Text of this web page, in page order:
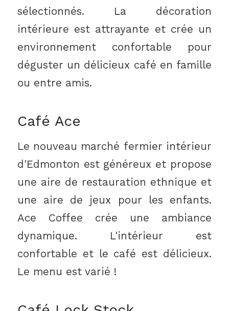
sélectionnés. La décoration
intérieure est attrayante et crée un
environnement confortable pour
déguster un délicieux café en famille
ou entre amis.
Café Ace
Le nouveau marché fermier intérieur
d'Edmonton est généreux et propose
une aire de restauration ethnique et
une aire de jeux pour les enfants.
Ace Coffee crée une ambiance
dynamique. L'intérieur est
confortable et le café est délicieux.
Le menu est varié !